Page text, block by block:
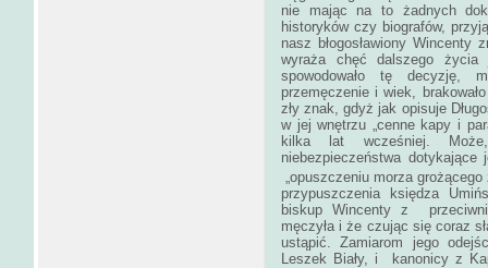
nie mając na to żadnych
historyków czy biografów,
nasz błogosławiony
wyraża chęć dalszego
spowodowało tę decyzję,
przemęczenie i wiek,
zły znak, gdyż jak opisuje
w jej wnętrzu „cenne kapy i
kilka lat wcześniej.
niebezpieczeństwa dotykające
„opuszczeniu morza grożącego
przypuszczenia księdza
biskup Wincenty z
męczyła i że czując się coraz
ustąpić. Zamiarom jego
Leszek Biały, i kanonicy z